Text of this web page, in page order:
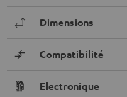
Dimensions
Compatibilité
Electronique